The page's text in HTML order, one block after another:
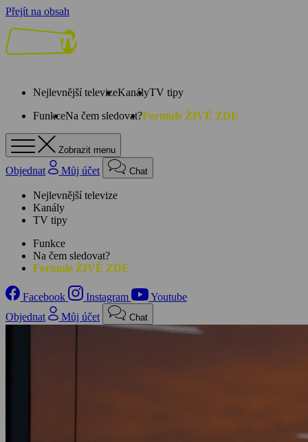
Přejít na obsah
Nejlevnější televizeKanályTV tipy
FunkceNa čem sledovat?Formule ŽIVĚ ZDE
Zobrazit menu
Objednat Můj účet Chat
Nejlevnější televize
Kanály
TV tipy
Funkce
Na čem sledovat?
Formule ŽIVĚ ZDE
Facebook Instagram
Youtube
Objednat
Můj účet Chat